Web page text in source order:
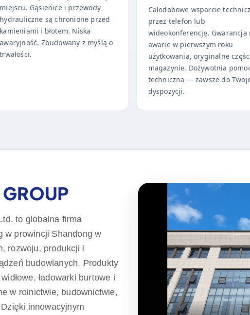
miejscu. Gąsienice i przewody
hydrauliczne są chronione przed
kamieniami i błotem. Niska
awaryjność. Zbudowany z myślą o
trwałości.
Całodobowe wsparcie
przez telefon lub
wideokonferencję. Gwarancja
awarie w pierwszym roku
użytkowania, oryginalne
magazynie. Dożywotnia
techniczna — zawsze do
dyspozycji.
to globalna firma
w prowincji Shandong w
rozwoju, produkcji i
budowlanych. Produkty
ładowarki burtowe i
w rolnictwie, budownictwie,
innowacyjnym